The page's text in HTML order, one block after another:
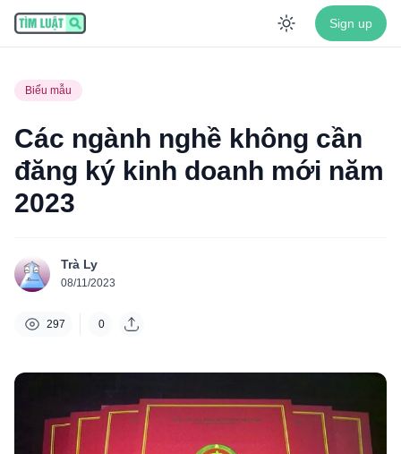
Enable
Sign up
Biểu mẫu
Các ngành nghề không cần
đăng ký kinh doanh mới năm
2023
Trà Ly
08/11/2023
297 0